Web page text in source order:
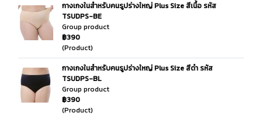
กางเกงในสำหรับคนรูปร่างใหญ่ Plus Size สีเนื้อ รหัส
TSUDPS-BE
Group product
฿390
(Product)
กางเกงในสำหรับคนรูปร่างใหญ่ Plus Size สีดำ รหัส
TSUDPS-BL
Group product
฿390
(Product)